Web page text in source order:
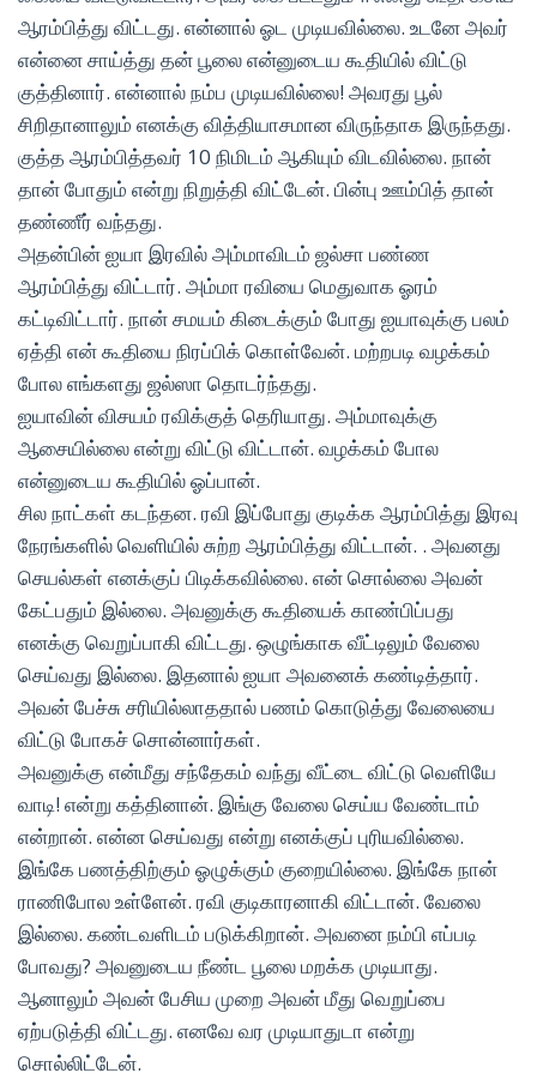
ஆரம்பித்து விட்டது. என்னால் ஓட முடியவில்லை. உடனே அவர்
என்னை சாய்த்து தன் பூலை என்னுடைய கூதியில் விட்டு
குத்தினார். என்னால் நம்ப முடியவில்லை! அவரது பூல்
சிறிதானாலும் எனக்கு வித்தியாசமான விருந்தாக இருந்தது.
குத்த ஆரம்பித்தவர் 10 நிமிடம் ஆகியும் விடவில்லை. நான்
தான் போதும் என்று நிறுத்தி விட்டேன். பின்பு ஊம்பித் தான்
தண்ணீர் வந்தது.
அதன்பின் ஐயா இரவில் அம்மாவிடம் ஜல்சா பண்ண
ஆரம்பித்து விட்டார். அம்மா ரவியை மெதுவாக ஓரம்
கட்டிவிட்டார். நான் சமயம் கிடைக்கும் போது ஐயாவுக்கு பலம்
ஏத்தி என் கூதியை நிரப்பிக் கொள்வேன். மற்றபடி வழக்கம்
போல எங்களது ஜல்ஸா தொடர்ந்தது.
ஐயாவின் விசயம் ரவிக்குத் தெரியாது. அம்மாவுக்கு
ஆசையில்லை என்று விட்டு விட்டான். வழக்கம் போல
என்னுடைய கூதியில் ஓப்பான்.
சில நாட்கள் கடந்தன. ரவி இப்போது குடிக்க ஆரம்பித்து இரவு
நேரங்களில் வெளியில் சுற்ற ஆரம்பித்து விட்டான். . அவனது
செயல்கள் எனக்குப் பிடிக்கவில்லை. என் சொல்லை அவன்
கேட்பதும் இல்லை. அவனுக்கு கூதியைக் காண்பிப்பது
எனக்கு வெறுப்பாகி விட்டது. ஒழுங்காக வீட்டிலும் வேலை
செய்வது இல்லை. இதனால் ஐயா அவனைக் கண்டித்தார்.
அவன் பேச்சு சரியில்லாததால் பணம் கொடுத்து வேலையை
விட்டு போகச் சொன்னார்கள்.
அவனுக்கு என்மீது சந்தேகம் வந்து வீட்டை விட்டு வெளியே
வாடி! என்று கத்தினான். இங்கு வேலை செய்ய வேண்டாம்
என்றான். என்ன செய்வது என்று எனக்குப் புரியவில்லை.
இங்கே பணத்திற்கும் ஓழுக்கும் குறையில்லை. இங்கே நான்
ராணிபோல உள்ளேன். ரவி குடிகாரனாகி விட்டான். வேலை
இல்லை. கண்டவளிடம் படுக்கிறான். அவனை நம்பி எப்படி
போவது? அவனுடைய நீண்ட பூலை மறக்க முடியாது.
ஆனாலும் அவன் பேசிய முறை அவன் மீது வெறுப்பை
ஏற்படுத்தி விட்டது. எனவே வர முடியாதுடா என்று
சொல்லிட்டேன்.